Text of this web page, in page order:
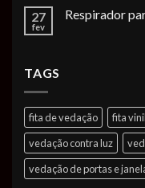
27
fev
Respirador
TAGS
fita de vedação fita vinil
vedação contra luz
vedação de portas e